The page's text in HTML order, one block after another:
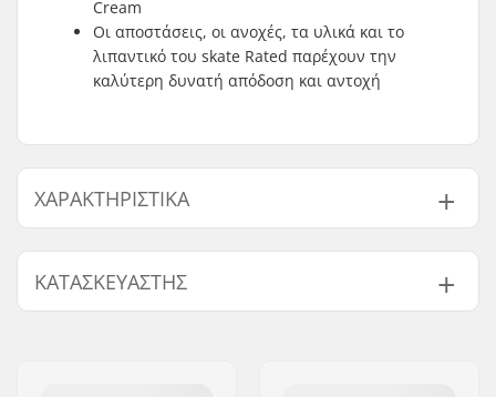
Cream
Οι αποστάσεις, οι ανοχές, τα υλικά και το
λιπαντικό του skate Rated παρέχουν την
καλύτερη δυνατή απόδοση και αντοχή
ΧΑΡΑΚΤΗΡΙΣΤΙΚΆ
Ακρίβεια ρουλεμάν:
Δε διευκρινίζεται
Τύπος ρουλεμάν:
Λίπανση:
Γράσο
ΚΑΤΑΣΚΕΥΑΣΤΉΣ